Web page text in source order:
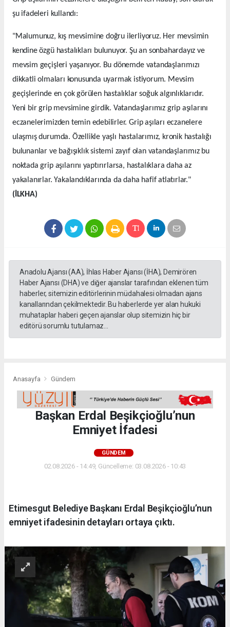
şu ifadeleri kullandı:
"Malumunuz, kış mevsimine doğru ilerliyoruz. Her mevsimin
kendine özgü hastalıkları bulunuyor. Şu an sonbahardayız ve
mevsim geçişleri yaşanıyor. Bu dönemde vatandaşlarımızı
dikkatli olmaları konusunda uyarmak istiyorum. Mevsim
geçişlerinde en çok görülen hastalıklar soğuk algınlıklarıdır.
Yeni bir grip mevsimine girdik. Vatandaşlarımız grip aşılarını
eczanelerimizden temin edebilirler. Grip aşıları eczanelere
ulaşmış durumda. Özellikle yaşlı hastalarımız, kronik hastalığı
bulunanlar ve bağışıklık sistemi zayıf olan vatandaşlarımız bu
noktada grip aşılarını yaptırırlarsa, hastalıklara daha az
yakalanırlar. Yakalandıklarında da daha hafif atlatırlar."
(İLKHA)
Anadolu Ajansı (AA), İhlas Haber Ajansı (İHA), Demirören
Haber Ajansı (DHA) ve diğer ajanslar tarafından eklenen tüm
haberler, sitemizin editörlerinin müdahalesi olmadan ajans
kanallarından çekilmektedir. Bu haberlerde yer alan hukuki
muhataplar haberi geçen ajanslar olup sitemizin hiç bir
editörü sorumlu tutulamaz...
Anasayfa Gündem
Başkan Erdal Beşikçioğlu’nun
Emniyet İfadesi
GÜNDEM
02.08.2026 - 14:49, Güncelleme: 03.08.2026 - 10:43
Etimesgut Belediye Başkanı Erdal Beşikçioğlu’nun
emniyet ifadesinin detayları ortaya çıktı.